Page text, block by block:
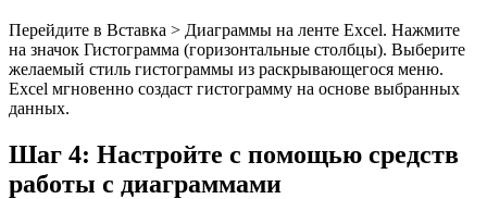
Перейдите в Вставка > Диаграммы на ленте Excel. Нажмите
на значок Гистограмма (горизонтальные столбцы). Выберите
желаемый стиль гистограммы из раскрывающегося меню.
Excel мгновенно создаст гистограмму на основе выбранных
данных.
Шаг 4: Настройте с помощью средств
работы с диаграммами